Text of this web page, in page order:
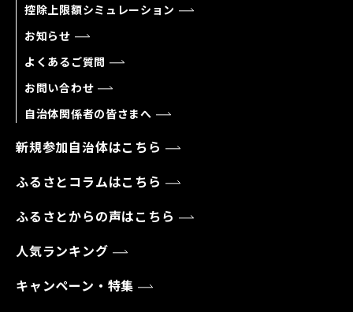
控除上限額シミュレーション
お知らせ
よくあるご質問
お問い合わせ
自治体関係者の皆さまへ
新規参加自治体はこちら
ふるさとコラムはこちら
ふるさとからの声はこちら
人気ランキング
キャンペーン・特集